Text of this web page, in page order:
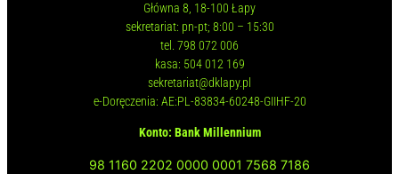
Główna 8, 18-100 Łapy
sekretariat: pn-pt; 8:00 – 15:30
tel. 798 072 006
kasa: 504 012 169
sekretariat@dklapy.pl
e-Doręczenia: AE:PL-83834-60248-GIIHF-20
Konto: Bank Millennium
98 1160 2202 0000 0001 7568 7186